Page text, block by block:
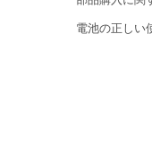
電池の正しい